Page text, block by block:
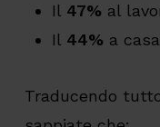
Il 47%al
Il 44%a
Traducendo